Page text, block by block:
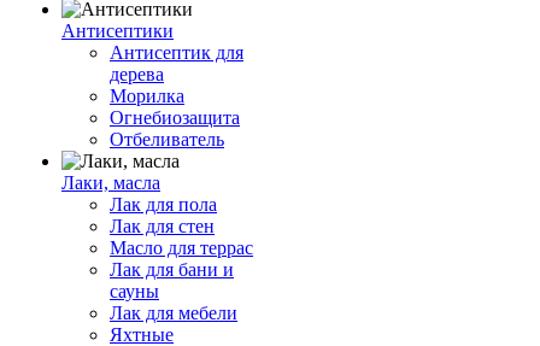
Антисептики
Антисептик для
дерева
Морилка
Огнебиозащита
Отбеливатель
Лаки, масла
Лак для пола
Лак для стен
Масло для террас
Лак для бани и
сауны
Лак для мебели
Яхтные